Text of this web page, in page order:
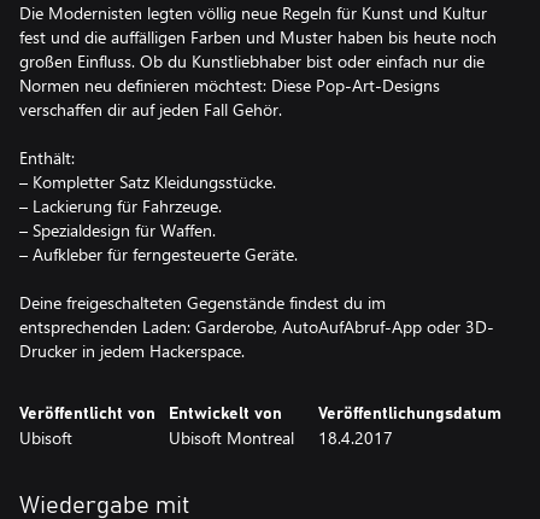
Die Modernisten legten völlig neue Regeln für Kunst und Kultur
fest und die auffälligen Farben und Muster haben bis heute noch
großen Einfluss. Ob du Kunstliebhaber bist oder einfach nur die
Normen neu definieren möchtest: Diese Pop-Art-Designs
verschaffen dir auf jeden Fall Gehör.
Enthält:
– Kompletter Satz Kleidungsstücke.
– Lackierung für Fahrzeuge.
– Spezialdesign für Waffen.
– Aufkleber für ferngesteuerte Geräte.
Deine freigeschalteten Gegenstände findest du im
entsprechenden Laden: Garderobe, AutoAufAbruf-App oder 3D-
Drucker in jedem Hackerspace.
Veröffentlicht von
Ubisoft
Entwickelt von
Ubisoft Montreal
Veröffentlichungsdatum
18.4.2017
Wiedergabe mit